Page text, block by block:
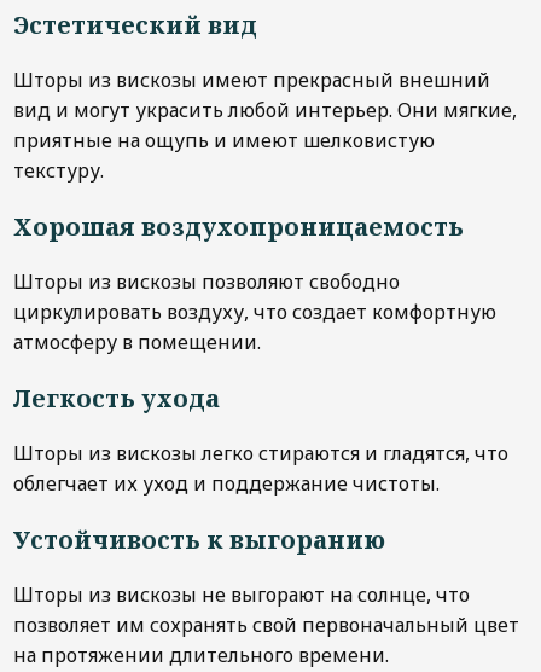
Эстетический вид
Шторы из вискозы имеют прекрасный внешний
вид и могут украсить любой интерьер. Они мягкие,
приятные на ощупь и имеют шелковистую
текстуру.
Хорошая воздухопроницаемость
Шторы из вискозы позволяют свободно
циркулировать воздуху, что создает комфортную
атмосферу в помещении.
Легкость ухода
Шторы из вискозы легко стираются и гладятся, что
облегчает их уход и поддержание чистоты.
Устойчивость к выгоранию
Шторы из вискозы не выгорают на солнце, что
позволяет им сохранять свой первоначальный цвет
на протяжении длительного времени.